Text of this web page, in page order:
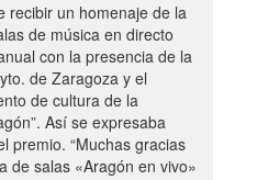
un homenaje de la
de música en directo
con la presencia de la
de Zaragoza y el
de cultura de la
Así se expresaba
premio. “Muchas gracias
de salas «Aragón en vivo»